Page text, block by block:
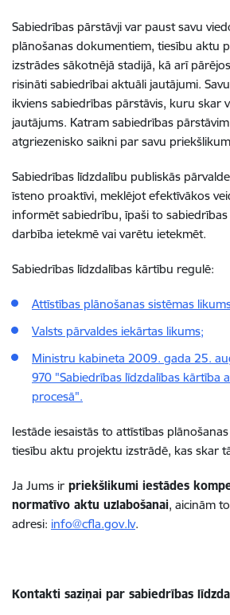
Sabiedrības pārstāvji var paust savu
plānošanas dokumentiem, tiesību aktu
izstrādes sākotnējā stadijā, kā arī
risināti sabiedrībai aktuāli jautājumi.
ikviens sabiedrības pārstāvis, kuru skar
jautājums. Katram sabiedrības
atgriezenisko saikni par savu
Sabiedrības līdzdalību publiskās
īsteno proaktīvi, meklējot efektīvākos
informēt sabiedrību, īpaši to
darbība ietekmē vai varētu ietekmēt.
Sabiedrības līdzdalības kārtību regulē:
Attīstības plānošanas sistēmas
Valsts pārvaldes iekārtas likums;
Ministru kabineta 2009. gada 25.
970 "Sabiedrības līdzdalības kārtība
procesā".
Iestāde iesaistās to attīstības
tiesību aktu projektu izstrādē, kas skar
Ja Jums ir priekšlikumi iestādes
normatīvo aktu uzlabošanai, aicinām
adresi: info@cfla.gov.lv.
Kontakti saziņai par sabiedrības